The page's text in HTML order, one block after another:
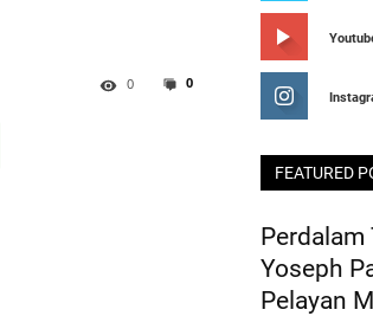
0
0
FEATURED
Perdalam
Yoseph
Pelayan